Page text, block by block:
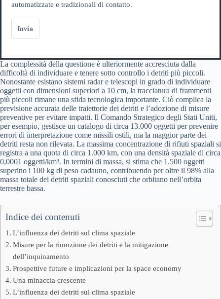
automatizzate e tradizionali di contatto.
Invia
La complessità della questione è ulteriormente accresciuta dalla
difficoltà di individuare e tenere sotto controllo i detriti più piccoli.
Nonostante esistano sistemi radar e telescopi in grado di individuare
oggetti con dimensioni superiori a 10 cm, la tracciatura di frammenti
più piccoli rimane una sfida tecnologica importante. Ciò complica la
previsione accurata delle traiettorie dei detriti e l’adozione di misure
preventive per evitare impatti. Il Comando Strategico degli Stati Uniti,
per esempio, gestisce un catalogo di circa 13.000 oggetti per prevenire
errori di interpretazione come missili ostili, ma la maggior parte dei
detriti resta non rilevata. La massima concentrazione di rifiuti spaziali si
registra a una quota di circa 1.000 km, con una densità spaziale di circa
0,0001 oggetti/km³. In termini di massa, si stima che 1.500 oggetti
superino i 100 kg di peso cadauno, contribuendo per oltre il 98% alla
massa totale dei detriti spaziali conosciuti che orbitano nell’orbita
terrestre bassa.
Indice dei contenuti
L’influenza dei detriti sul clima spaziale
Misure per la rimozione dei detriti e la mitigazione
dell’inquinamento
Prospettive future e implicazioni per la space economy
Una minaccia crescente
L’influenza dei detriti sul clima spaziale